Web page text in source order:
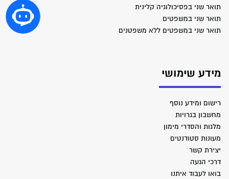
תואר שני בפסיכולוגיה קלינית
תואר שני במשפטים
תואר שני במשפטים ללא משפטנים
מידע שימושי
רישום ומידע נוסף
מחשבון בגרויות
מלגות והסדרי מימון
מעונות סטודנטים
יצירת קשר
דרכי הגעה
בואו לעבוד איתנו